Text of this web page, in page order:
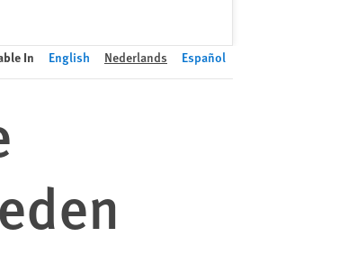
In English Nederlands Español